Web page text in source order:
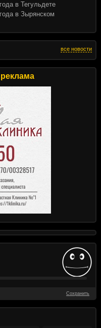
все новости
реклама
Сохранить
в Тегульдете
в Зырянском